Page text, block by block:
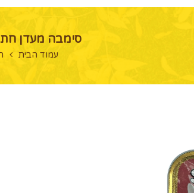
סימבה מעדן חתול
עמוד הבית